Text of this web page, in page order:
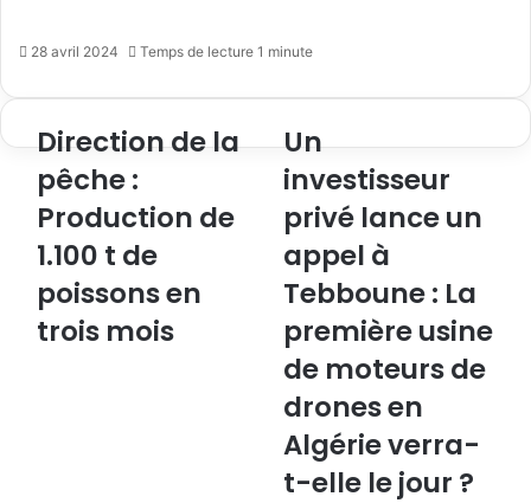
28 avril 2024 Temps de lecture 1 minute
Direction de la
pêche :
Production de
1.100 t de
poissons en
trois mois
Un
investisseur
privé lance un
appel à
Tebboune : La
première usine
de moteurs de
drones en
Algérie verra-
t-elle le jour ?